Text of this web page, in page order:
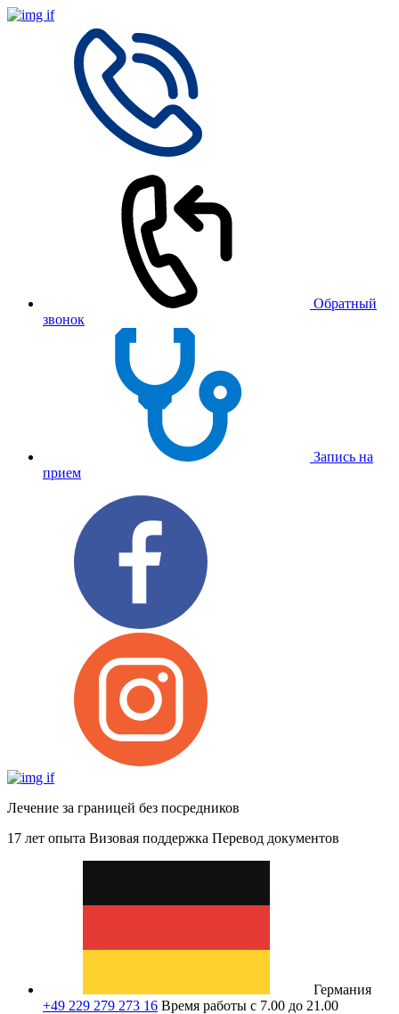
Обратный
звонок
Запись на
прием
Лечение за границей без посредников
17 лет опыта Визовая поддержка Перевод документов
Германия
+49 229 279 273 16 Время работы с 7.00 до 21.00